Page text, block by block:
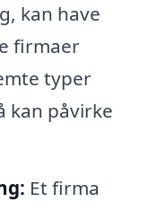
kan have
firmaer
typer
kan påvirke
Et firma